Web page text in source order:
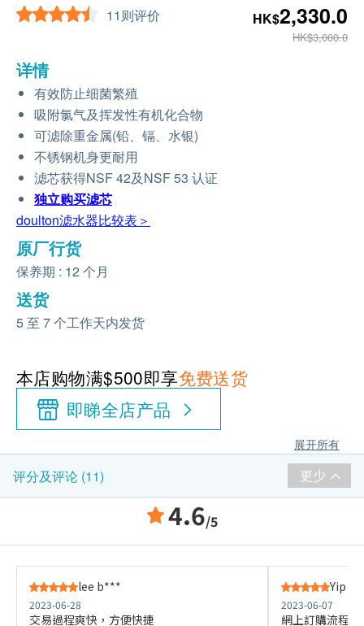
11则评价 HK$2,330.0
HK$3,000.0
详情
有效防止细菌繁殖
吸附氯气及挥发性有机化合物
可滤除重金属(铅、镉、水银)
不锈钢机身更耐用
滤芯获得NSF 42及NSF 53 认证
独立购买滤芯
doulton滤水器比较表＞
原厂行货
保养期 : 12 个月
送货
5 至 7 个工作天内发货
本店购物满$500即享免费送货
即睇全店产品
展开所有
评分及评论 (11) 更少
4.6/5
lee b***
2023-06-28
交易過程爽快，方便快捷
Yip
2023-06-07
網上訂購流程𣈱